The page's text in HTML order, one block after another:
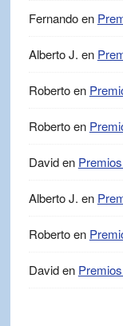
Fernandoen
Alberto J. en
Robertoen
Robertoen
Daviden
Alberto J. en
Robertoen
Daviden